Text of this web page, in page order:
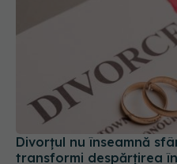
Divorțul nu înseamnă
transformi despărțirea
30 aug 2025, 20:02